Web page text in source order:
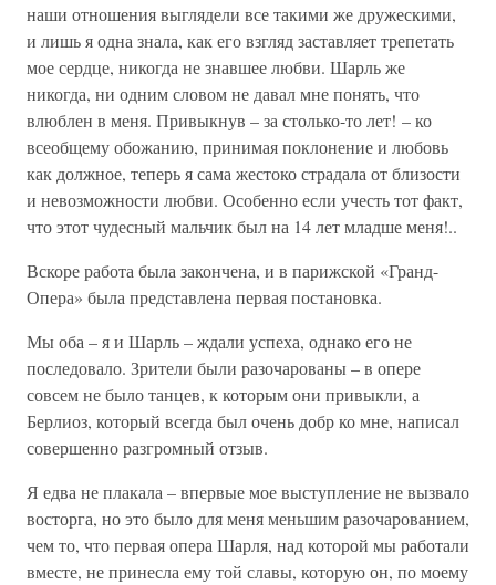
наши отношения выглядели все такими же дружескими,
и лишь я одна знала, как его взгляд заставляет трепетать
мое сердце, никогда не знавшее любви. Шарль же
никогда, ни одним словом не давал мне понять, что
влюблен в меня. Привыкнув – за столько-то лет! – ко
всеобщему обожанию, принимая поклонение и любовь
как должное, теперь я сама жестоко страдала от близости
и невозможности любви. Особенно если учесть тот факт,
что этот чудесный мальчик был на 14 лет младше меня!..
Вскоре работа была закончена, и в парижской «Гранд-
Опера» была представлена первая постановка.
Мы оба – я и Шарль – ждали успеха, однако его не
последовало. Зрители были разочарованы – в опере
совсем не было танцев, к которым они привыкли, а
Берлиоз, который всегда был очень добр ко мне, написал
совершенно разгромный отзыв.
Я едва не плакала – впервые мое выступление не вызвало
восторга, но это было для меня меньшим разочарованием,
чем то, что первая опера Шарля, над которой мы работали
вместе, не принесла ему той славы, которую он, по моему